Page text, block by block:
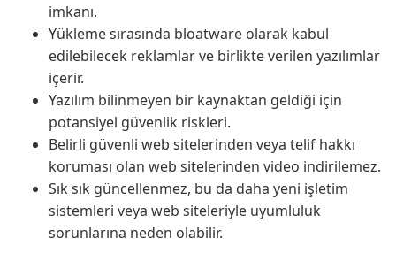
imkanı.
Yükleme sırasında bloatware olarak kabul
edilebilecek reklamlar ve birlikte verilen yazılımlar
içerir.
Yazılım bilinmeyen bir kaynaktan geldiği için
potansiyel güvenlik riskleri.
Belirli güvenli web sitelerinden veya telif hakkı
koruması olan web sitelerinden video indirilemez.
Sık sık güncellenmez, bu da daha yeni işletim
sistemleri veya web siteleriyle uyumluluk
sorunlarına neden olabilir.